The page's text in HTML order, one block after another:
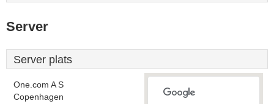
Server
Server plats
One.com A S
Copenhagen